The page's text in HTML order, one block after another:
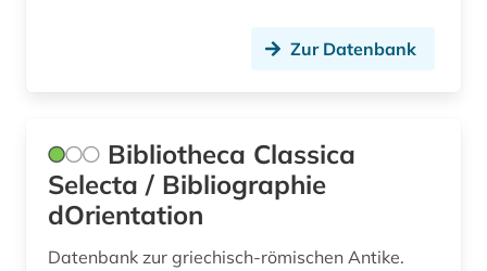
rom (1)
russisch (1)
Zur Datenbank
Bibliotheca Classica
Selecta / Bibliographie
dOrientation
Datenbank zur griechisch-römischen Antike.